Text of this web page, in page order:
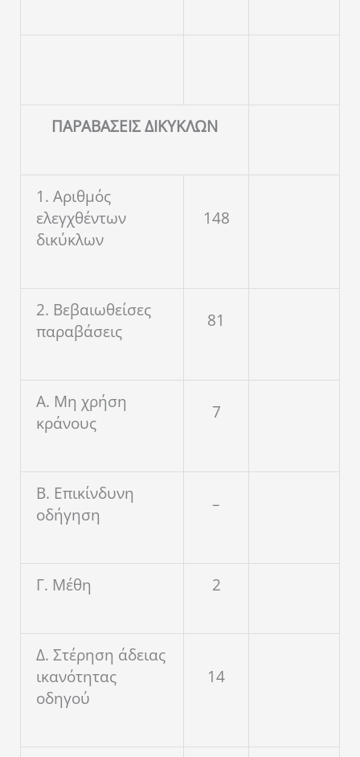
ΠΑΡΑΒΑΣΕΙΣ ΔΙΚΥΚΛΩΝ
1. Αριθμός
ελεγχθέντων
δικύκλων
148
2. Βεβαιωθείσες
παραβάσεις
81
Α. Μη χρήση
κράνους
7
Β. Επικίνδυνη
οδήγηση
–
Γ. Μέθη 2
Δ. Στέρηση άδειας
ικανότητας
οδηγού
14